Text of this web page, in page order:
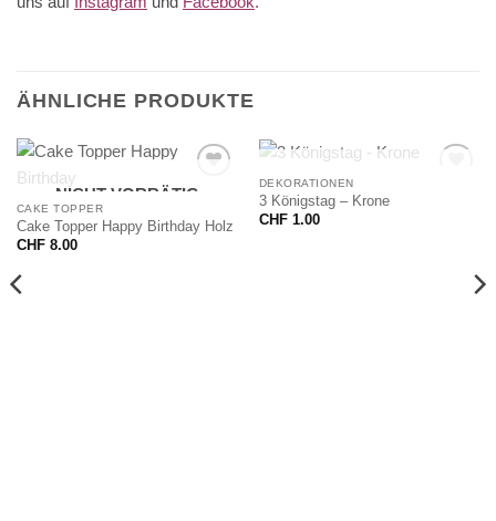
ÄHNLICHE PRODUKTE
NICHT VORRÄTIG
CAKE TOPPER
Cake Topper Happy Birthday Holz
CHF8.00
NICHT VORRÄTIG
DEKORATIONEN
3 Königstag – Krone
CHF1.00